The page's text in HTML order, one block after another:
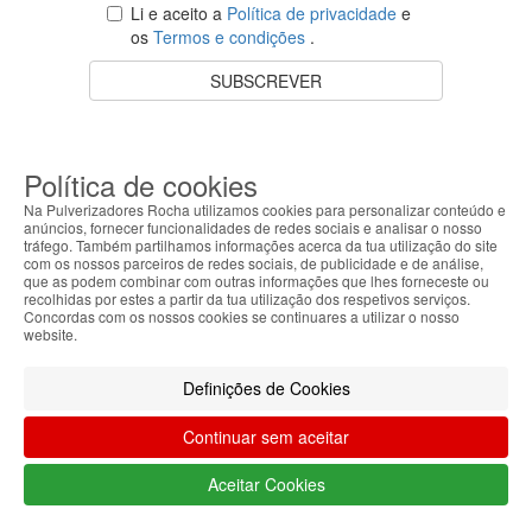
Li e aceito a Política de privacidade e
os Termos e condições .
SUBSCREVER
VOLTAR À LOJA
Apoio ao Cliente
Sobre Nós
Informações Legais
ROCHA© 2026 Todos os direitos reservados.
Política de cookies
Na Pulverizadores Rocha utilizamos cookies para personalizar conteúdo e
anúncios, fornecer funcionalidades de redes sociais e analisar o nosso
tráfego. Também partilhamos informações acerca da tua utilização do site
com os nossos parceiros de redes sociais, de publicidade e de análise,
que as podem combinar com outras informações que lhes forneceste ou
recolhidas por estes a partir da tua utilização dos respetivos serviços.
Concordas com os nossos cookies se continuares a utilizar o nosso
website.
Definições de Cookies
Continuar sem aceitar
Aceitar Cookies